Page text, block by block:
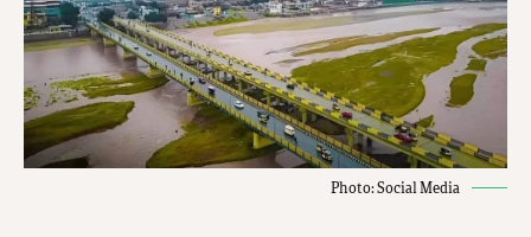
Photo: Social Media